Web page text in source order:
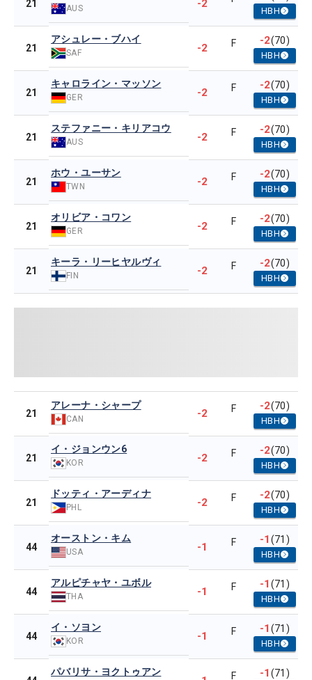
21 AUS -2
HBH
21
アシュレー・ブハイ
SAF -2 F -2(70)
HBH
21
キャロライン・マッソン
GER -2 F -2(70)
HBH
21
ステファニー・キリアコウ
AUS -2 F -2(70)
HBH
21
ホウ・ユーサン
TWN -2 F -2(70)
HBH
21
オリビア・コワン
GER -2 F -2(70)
HBH
21
キーラ・リーヒヤルヴィ
FIN -2 F -2(70)
HBH
21
アレーナ・シャープ
CAN -2 F -2(70)
HBH
21
イ・ジョンウン6
KOR -2 F -2(70)
HBH
21
ドッティ・アーディナ
PHL -2 F -2(70)
HBH
44
オーストン・キム
USA -1 F -1(71)
HBH
44
アルピチャヤ・ユボル
THA -1 F -1(71)
HBH
44
イ・ソヨン
KOR -1 F -1(71)
HBH
パバリサ・ヨクトゥアン F -1(71)